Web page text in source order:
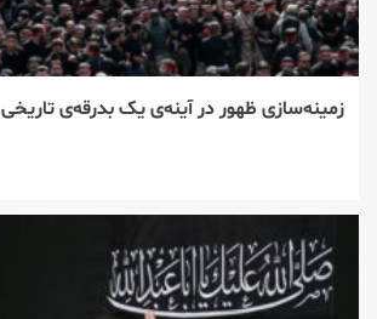
زمینه‌سازی ظهور در آینه‌ی یک بدرقه‌ی تاریخی